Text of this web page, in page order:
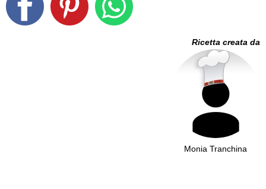
Ricetta creata da
Monia Tranchina